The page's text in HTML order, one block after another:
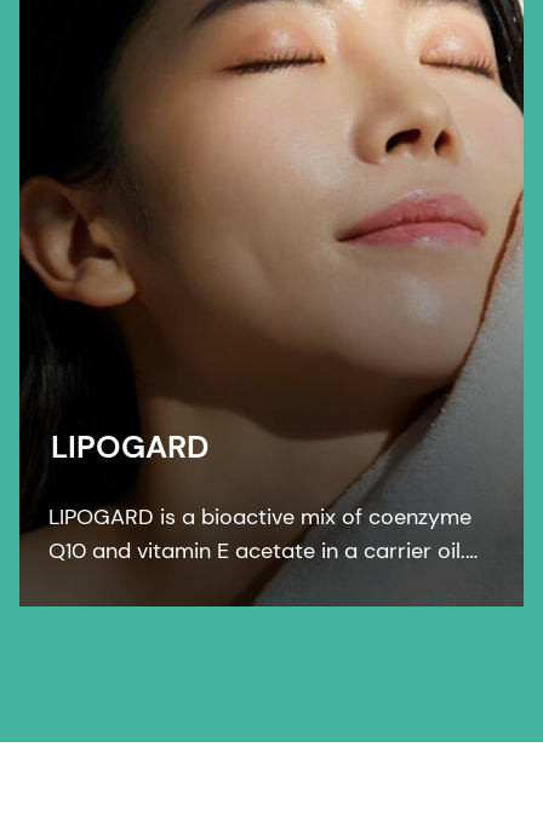
LIPOGARD
LIPOGARD is a bioactive mix of coenzyme
Q10 and vitamin E acetate in a carrier oil.
LIPOGARD restores the lipid barrier and